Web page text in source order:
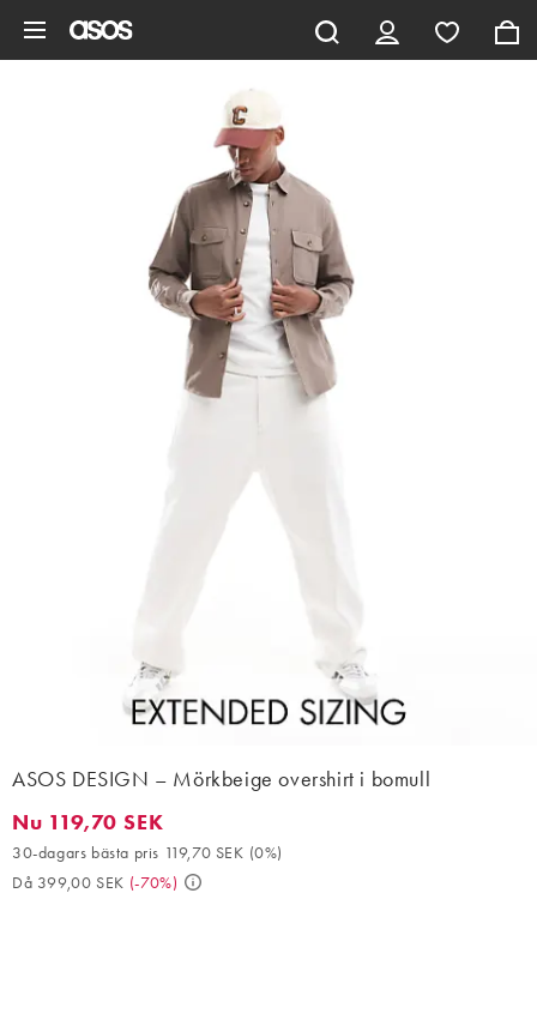
ASOS DESIGN – Mörkbeige overshirt i bomull
Nu 119,70 SEK. 30-dagars bästa pris 119,70 SEK (0%). Då
Nu 119,70 SEK
30-dagars bästa pris 119,70 SEK (0%)
Då 399,00 SEK (-70%)